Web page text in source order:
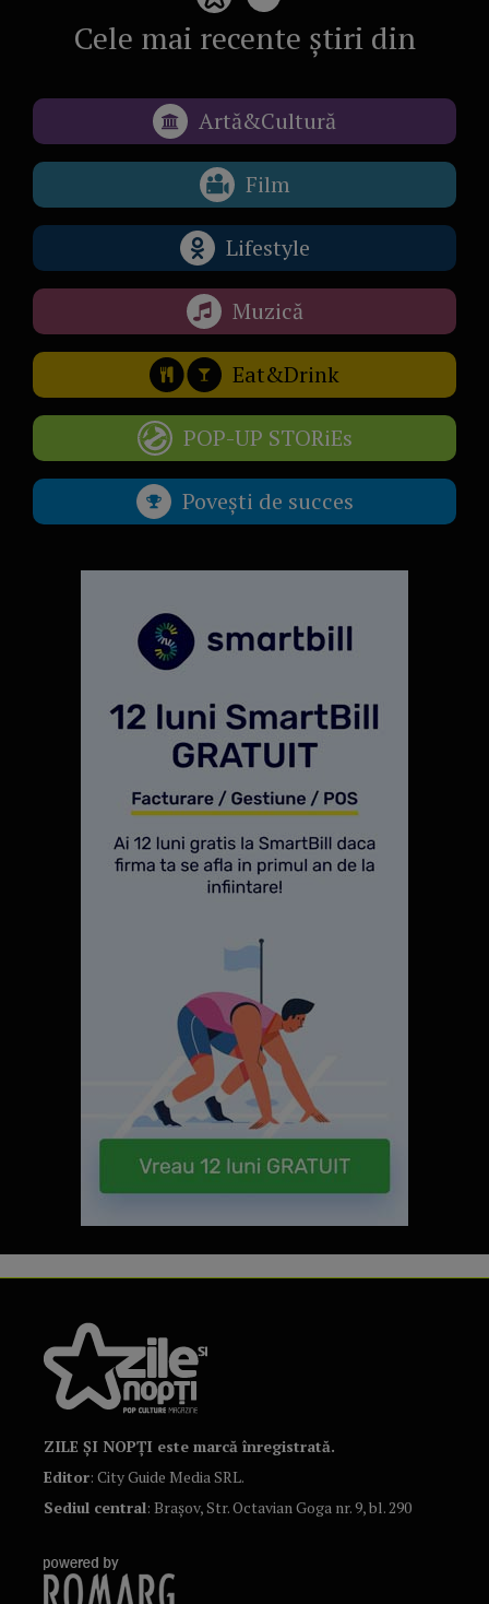
Cele mai recente știri din
Artă&Cultură
Film
Lifestyle
Muzică
Eat&Drink
POP-UP STORiEs
Povești de succes
ZILE ȘI NOPȚI este marcă înregistrată.
Editor: City Guide Media SRL.
Sediul central: Brașov, Str. Octavian Goga nr. 9, bl. 290